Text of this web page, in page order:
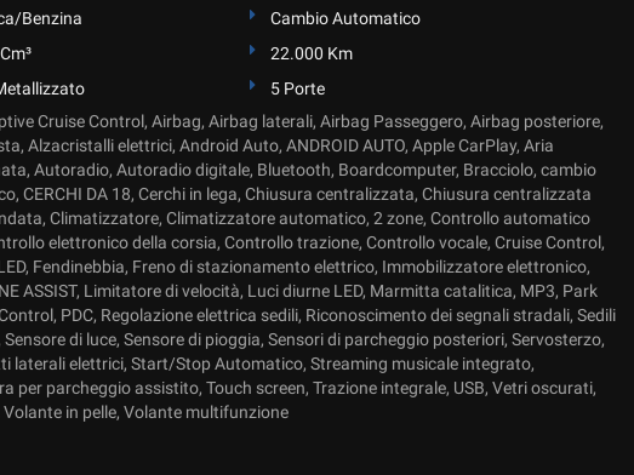
Benzina
Cambio Automatico
22.000 Km
5 Porte
Cruise Control, Airbag, Airbag laterali, Airbag Passeggero, Airbag posteriore,
Alzacristalli elettrici, Android Auto, ANDROID AUTO, Apple CarPlay, Aria
Autoradio, Autoradio digitale, Bluetooth, Boardcomputer, Bracciolo, cambio
CERCHI DA 18, Cerchi in lega, Chiusura centralizzata, Chiusura centralizzata
Climatizzatore, Climatizzatore automatico, 2 zone, Controllo automatico
elettronico della corsia, Controllo trazione, Controllo vocale, Cruise Control,
LED, Fendinebbia, Freno di stazionamento elettrico, Immobilizzatore elettronico,
ASSIST, Limitatore di velocità, Luci diurne LED, Marmitta catalitica, MP3, Park
PDC, Regolazione elettrica sedili, Riconoscimento dei segnali stradali, Sedili
di luce, Sensore di pioggia, Sensori di parcheggio posteriori, Servosterzo,
laterali elettrici, Start/Stop Automatico, Streaming musicale integrato,
per parcheggio assistito, Touch screen, Trazione integrale, USB, Vetri oscurati,
Volante in pelle, Volante multifunzione